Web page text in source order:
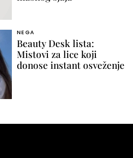
NEGA
Beauty Desk lista:
Mistovi za lice koji
donose instant osveženje